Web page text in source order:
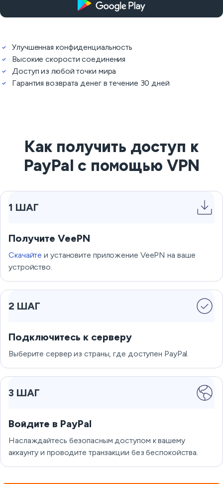
Улучшенная конфиденциальность
Высокие скорости соединения
Доступ из любой точки мира
Гарантия возврата денег в течение 30 дней
Как получить доступ к
PayPal с помощью VPN
1 ШАГ
Получите VeePN
Скачайте и установите приложение VeePN на ваше
устройство.
2 ШАГ
Подключитесь к серверу
Выберите сервер из страны, где доступен PayPal.
3 ШАГ
Войдите в PayPal
Наслаждайтесь безопасным доступом к вашему
аккаунту и проводите транзакции без беспокойства.